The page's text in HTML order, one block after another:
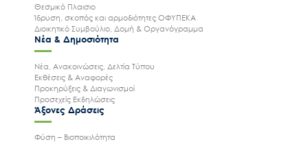
Θεσμικό Πλαισιο
Ίδρυση, σκοπός και αρμοδιότητες ΟΦΥΠΕΚΑ
Διοικητικό Συμβούλιο, Δομή & Οργανόγραμμα
Νέα & Δημοσιότητα
Νέα, Ανακοινώσεις, Δελτία Τύπου
Εκθέσεις & Αναφορές
Προκηρύξεις & Διαγωνισμοί
Προσεχείς Εκδηλώσεις
Άξονες Δράσεις
Φύση – Βιοποικιλότητα